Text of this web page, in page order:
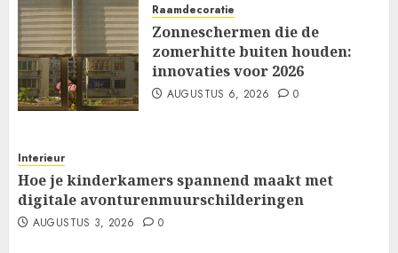
Raamdecoratie
Zonneschermen die de
zomerhitte buiten houden:
innovaties voor 2026
AUGUSTUS 6, 2026 0
Interieur
Hoe je kinderkamers spannend maakt met
digitale avonturenmuurschilderingen
AUGUSTUS 3, 2026 0